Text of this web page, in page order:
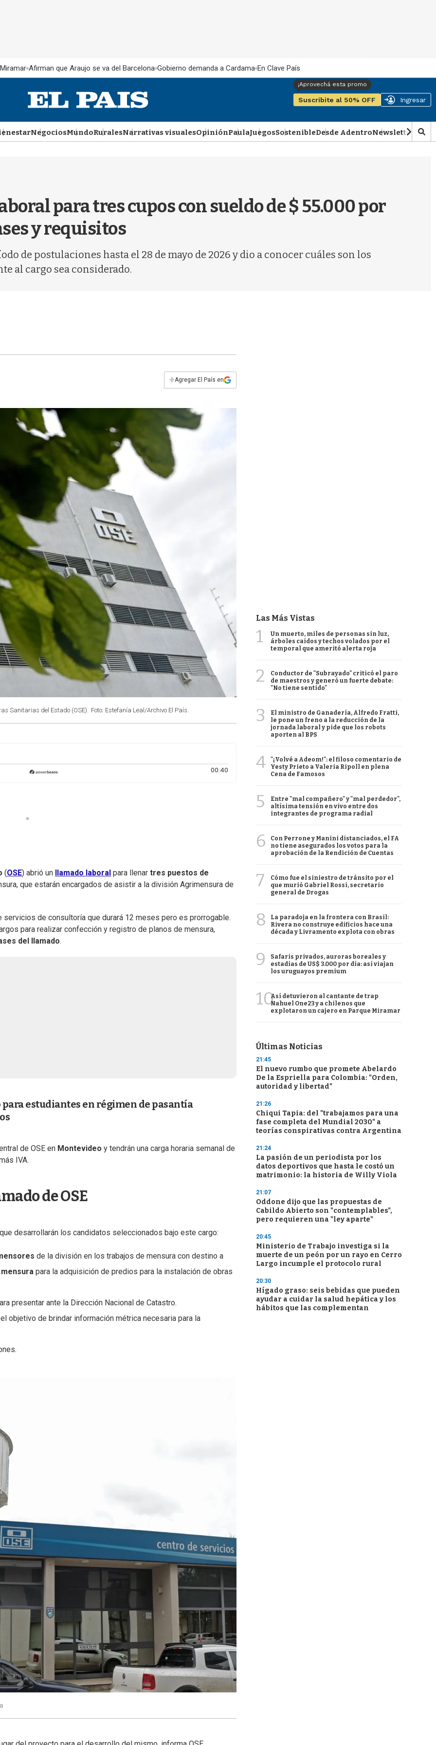
Afirman que Araujo se va del Barcelona Gobierno demanda a Cardama En Clave País
Suscribite al 50% OFF Ingresar
NegociosMundoRuralesNarrativas visualesOpiniónPaulaJuegosSostenibleDesde AdentroNewsletter
M
o
para tres cupos con sueldo de $ 55.000 por
y requisitos
de postulaciones hasta el 28 de mayo de 2026 y dio a conocer cuáles son los
al cargo sea considerado.
+Agregar El País en
Sanitarias del Estado (OSE). Foto: Estefanía Leal/Archivo El País.
00:40Duración: 40 segundos
(OSE) abrió un llamado laboral para llenar tres puestos de
que estarán encargados de asistir a la división Agrimensura de
servicios de consultoría que durará 12 meses pero es prorrogable.
para realizar confección y registro de planos de mensura,
del llamado.
para estudiantes en régimen de pasantía
de OSE en Montevideo y tendrán una carga horaria semanal de
IVA.
de OSE
desarrollarán los candidatos seleccionados bajo este cargo:
de la división en los trabajos de mensura con destino a
mensura para la adquisición de predios para la instalación de obras
presentar ante la Dirección Nacional de Catastro.
objetivo de brindar información métrica necesaria para la
Las Más Vistas
1
Un muerto, miles de personas sin luz,
árboles caídos y techos volados por el
temporal que ameritó alerta roja
2
Conductor de "Subrayado" criticó el paro
de maestros y generó un fuerte debate:
"No tiene sentido"
3
El ministro de Ganadería, Alfredo Fratti,
le pone un freno a la reducción de la
jornada laboral y pide que los robots
aporten al BPS
4
"¡Volvé a Adeom!": el filoso comentario de
Yesty Prieto a Valeria Ripoll en plena
Cena de Famosos
5
Entre "mal compañero" y "mal perdedor",
altísima tensión en vivo entre dos
integrantes de programa radial
6
Con Perrone y Manini distanciados, el FA
no tiene asegurados los votos para la
aprobación de la Rendición de Cuentas
7
Cómo fue el siniestro de tránsito por el
que murió Gabriel Rossi, secretario
general de Drogas
8
La paradoja en la frontera con Brasil:
Rivera no construye edificios hace una
década y Livramento explota con obras
9
Safaris privados, auroras boreales y
estadías de US$ 3.000 por día: así viajan
los uruguayos premium
10Así detuvieron al cantante de trap
Nahuel One23 y a chilenos que
explotaron un cajero en Parque Miramar
Últimas Noticias
21:45
El nuevo rumbo que promete Abelardo
De la Espriella para Colombia: "Orden,
autoridad y libertad"
21:26
Chiqui Tapia: del "trabajamos para una
fase completa del Mundial 2030" a
teorías conspirativas contra Argentina
21:24
La pasión de un periodista por los
datos deportivos que hasta le costó un
matrimonio: la historia de Willy Viola
21:07
Oddone dijo que las propuestas de
Cabildo Abierto son "contemplables",
pero requieren una "ley aparte"
20:45
Ministerio de Trabajo investiga si la
muerte de un peón por un rayo en Cerro
Largo incumple el protocolo rural
20:30
Hígado graso: seis bebidas que pueden
ayudar a cuidar la salud hepática y los
hábitos que las complementan